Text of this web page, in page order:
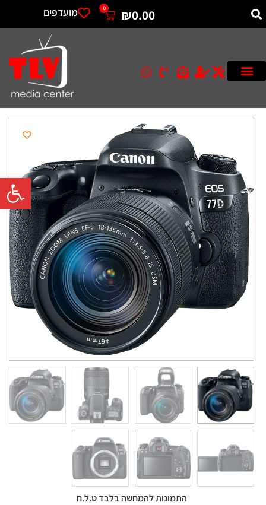
פתח
₪0.00
0 מועדפים
התמונות להמחשה בלבד ט.ל.ח